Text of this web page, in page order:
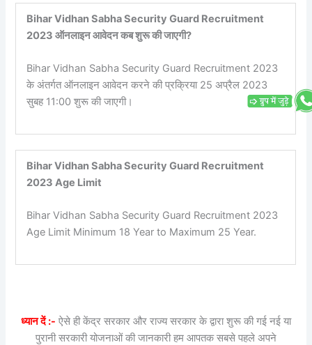
Bihar Vidhan Sabha Security Guard Recruitment
2023 ऑनलाइन आवेदन कब शुरू की जाएगी?
Bihar Vidhan Sabha Security Guard Recruitment 2023
के अंतर्गत ऑनलाइन आवेदन करने की प्रक्रिया 25 अप्रैल 2023
सुबह 11:00 शुरू की जाएगी।
Bihar Vidhan Sabha Security Guard Recruitment
2023 Age Limit
Bihar Vidhan Sabha Security Guard Recruitment 2023
Age Limit Minimum 18 Year to Maximum 25 Year.
ध्यान दें :- ऐसे ही केंद्र सरकार और राज्य सरकार के द्वारा शुरू की गई नई या
पुरानी सरकारी योजनाओं की जानकारी हम आपतक सबसे पहले अपने